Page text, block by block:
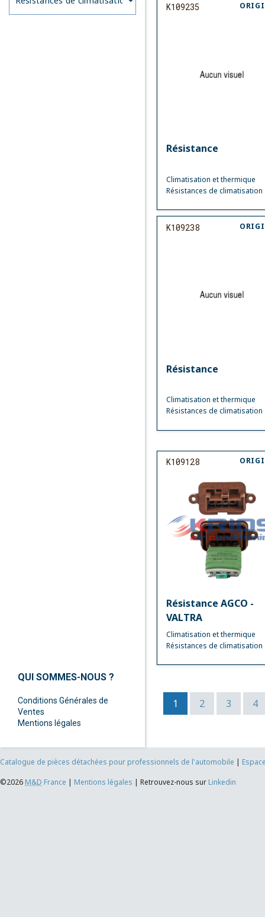
QUI SOMMES-NOUS ?
Conditions Générales de
Ventes
Mentions légales
K109235
Résistance
Climatisation et thermique
Résistances de climatisation
K109238
Résistance
Climatisation et thermique
Résistances de climatisation
K109128
Résistance AGCO -
VALTRA
Climatisation et thermique
Résistances de climatisation
1 2 3 4
Catalogue de pièces détachées pour professionnels de l'automobile |
©2026 M&D France | Mentions légales | Retrouvez-nous sur Linkedin